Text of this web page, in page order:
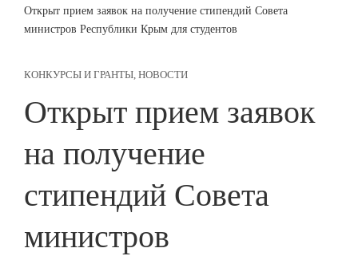
Открыт прием заявок на получение стипендий Совета
министров Республики Крым для студентов
КОНКУРСЫ И ГРАНТЫ, НОВОСТИ
Открыт прием заявок
на получение
стипендий Совета
министров